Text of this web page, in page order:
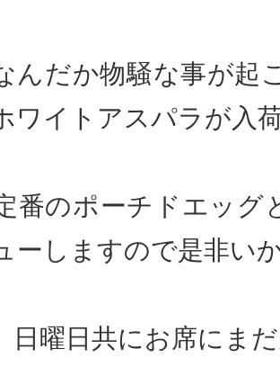
んだか物騒な事が起
ワイトアスパラが入
番のポーチドエッグ
ーしますので是非い
日曜日共にお席にま